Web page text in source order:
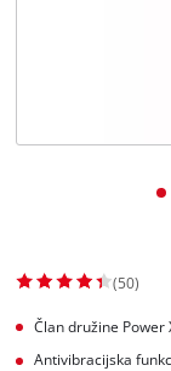
(50)
Član družine Power
Antivibracijska